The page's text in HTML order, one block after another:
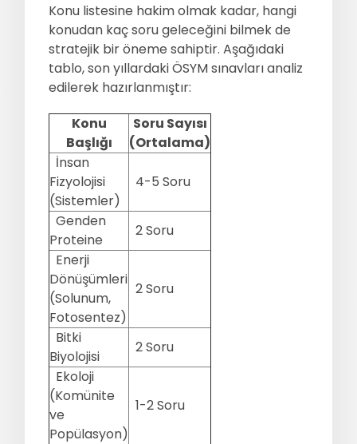
Konu listesine hakim olmak kadar, hangi
konudan kaç soru geleceğini bilmek de
stratejik bir öneme sahiptir. Aşağıdaki
tablo, son yıllardaki ÖSYM sınavları analiz
edilerek hazırlanmıştır:
Konu
Başlığı
Soru Sayısı
(Ortalama)
İnsan
Fizyolojisi
(Sistemler)
4-5 Soru
Genden
Proteine
2 Soru
Enerji
Dönüşümleri
(Solunum,
Fotosentez)
2 Soru
Bitki
Biyolojisi
2 Soru
Ekoloji
(Komünite
ve
Popülasyon)
1-2 Soru